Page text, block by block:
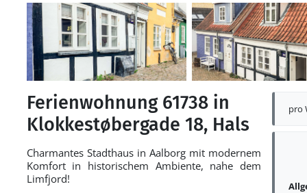
pro
Ferienwohnung 61738 in
Klokkestøbergade 18, Hals
Charmantes Stadthaus in Aalborg mit modernem
Komfort in historischem Ambiente, nahe dem
Limfjord!